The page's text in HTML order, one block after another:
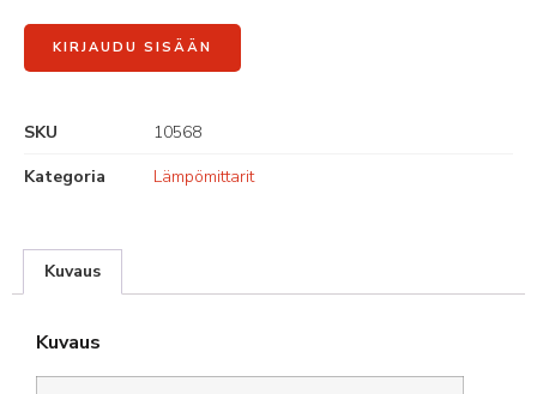
KIRJAUDU SISÄÄN
SKU
10568
Kategoria
Lämpömittarit
Kuvaus
Kuvaus